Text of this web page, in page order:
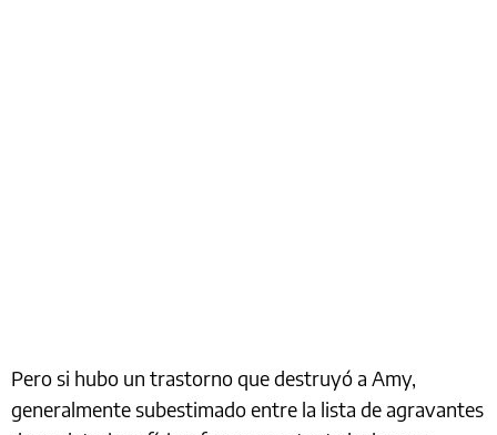
Pero si hubo un trastorno que destruyó a Amy,
generalmente subestimado entre la lista de agravantes